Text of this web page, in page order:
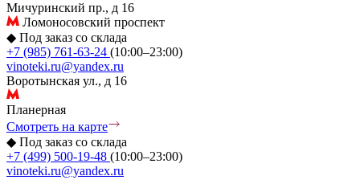
Мичуринский пр., д 16
Ломоносовский проспект
◆ Под заказ со склада
+7 (985) 761-63-24 (10:00–23:00)
vinoteki.ru@yandex.ru
Воротынская ул., д 16
Планерная
Смотреть на карте
◆ Под заказ со склада
+7 (499) 500-19-48 (10:00–23:00)
vinoteki.ru@yandex.ru